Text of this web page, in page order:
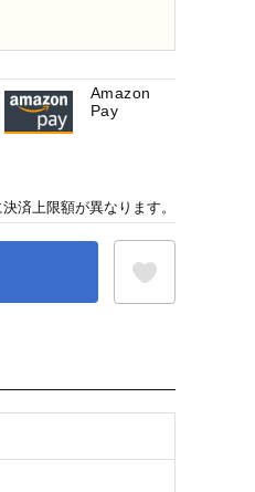
Amazon
Pay
済上限額が異なります。